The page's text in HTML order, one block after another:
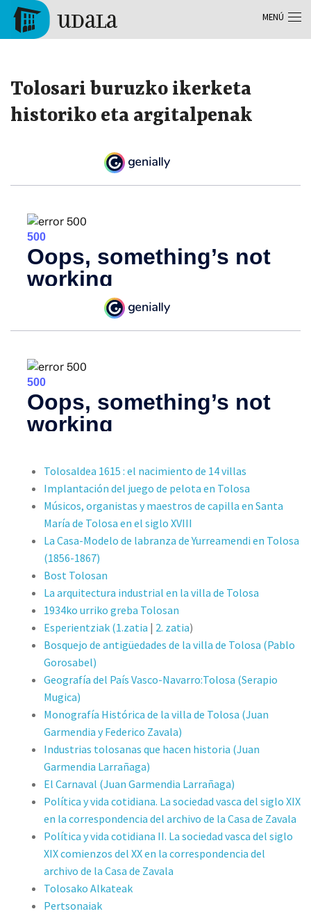
Pasar al contenido principal
Tolosari buruzko ikerketa
historiko eta argitalpenak
Tolosaldea 1615 : el nacimiento de 14 villas
Implantación del juego de pelota en Tolosa
Músicos, organistas y maestros de capilla en Santa
María de Tolosa en el siglo XVIII
La Casa-Modelo de labranza de Yurreamendi en Tolosa
(1856-1867)
Bost Tolosan
La arquitectura industrial en la villa de Tolosa
1934ko urriko greba Tolosan
Esperientziak (1.zatia | 2. zatia)
Bosquejo de antigüedades de la villa de Tolosa (Pablo
Gorosabel)
Geografía del País Vasco-Navarro:Tolosa (Serapio
Mugica)
Monografía Histórica de la villa de Tolosa (Juan
Garmendia y Federico Zavala)
Industrias tolosanas que hacen historia (Juan
Garmendia Larrañaga)
El Carnaval (Juan Garmendia Larrañaga)
Política y vida cotidiana. La sociedad vasca del siglo XIX
en la correspondencia del archivo de la Casa de Zavala
Política y vida cotidiana II. La sociedad vasca del siglo
XIX comienzos del XX en la correspondencia del
archivo de la Casa de Zavala
Tolosako Alkateak
Pertsonaiak
MENÚ